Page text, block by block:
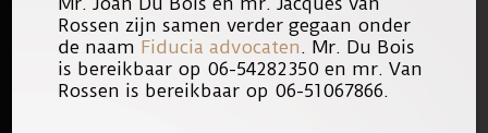
FOOTER
QUICK LINKS
Rossen zijn samen verder gegaan onder
de naam Fiducia advocaten . Mr. Du Bois
is bereikbaar op 06-54282350 en mr. Van
Rossen is bereikbaar op 06-51067866.